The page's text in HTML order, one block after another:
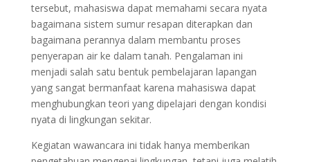
tersebut, mahasiswa dapat memahami secara nyata
bagaimana sistem sumur resapan diterapkan dan
bagaimana perannya dalam membantu proses
penyerapan air ke dalam tanah. Pengalaman ini
menjadi salah satu bentuk pembelajaran lapangan
yang sangat bermanfaat karena mahasiswa dapat
menghubungkan teori yang dipelajari dengan kondisi
nyata di lingkungan sekitar.
Kegiatan wawancara ini tidak hanya memberikan